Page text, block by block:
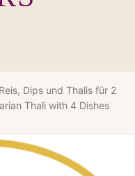
Dips und Thalis für 2
Thali with 4 Dishes